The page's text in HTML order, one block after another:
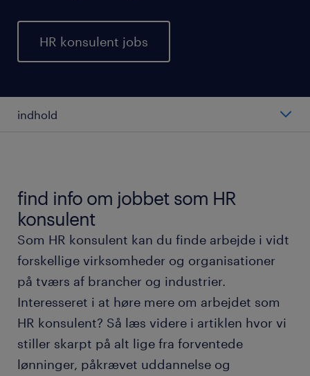
HR konsulent jobs
indhold
gennemsnitslønnen for en HR konsulent
typer af HR konsulenter
arbejdet som HR konsulent
arbejdsmiljø og arbejdstider
uddannelse og karrieremuligheder
find info om jobbet som HR
konsulent
Som HR konsulent kan du finde arbejde i vidt
forskellige virksomheder og organisationer
på tværs af brancher og industrier.
Interesseret i at høre mere om arbejdet som
HR konsulent? Så læs videre i artiklen hvor vi
stiller skarpt på alt lige fra forventede
lønninger, påkrævet uddannelse og